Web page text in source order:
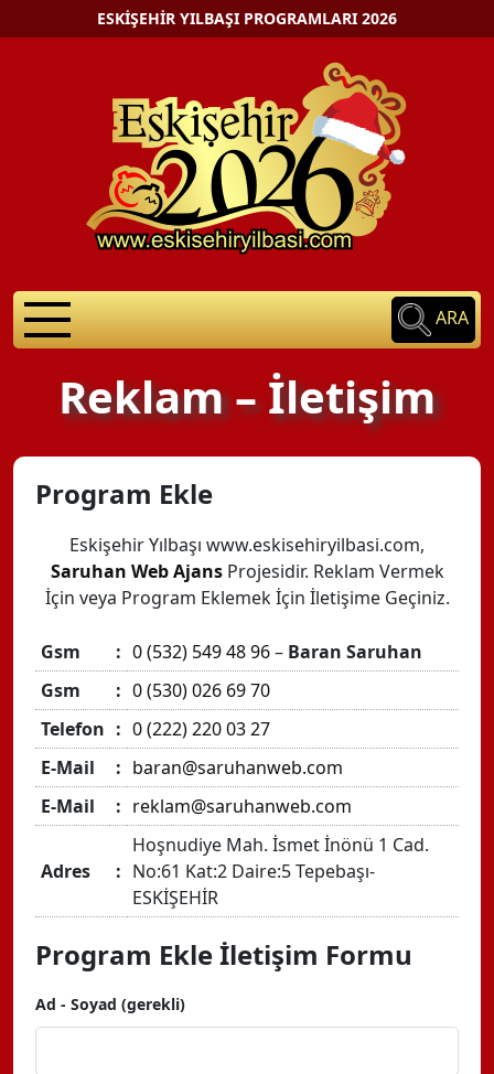
ESKIŞEHIR YILBAŞI PROGRAMLARI 2026
ARA
Reklam – İletişim
Program Ekle
Eskişehir Yılbaşı www.eskisehiryilbasi.com,
Saruhan Web AjansProjesidir. Reklam Vermek
İçin veya Program Eklemek İçin İletişime Geçiniz.
Gsm : 0 (532) 549 48 96– Baran Saruhan
Gsm
: 0 (530) 026 69 70
Telefon : 0 (222) 220 03 27
E-Mail
: baran@saruhanweb.com
E-Mail
: reklam@saruhanweb.com
Adres :
Hoşnudiye Mah. İsmet İnönü 1 Cad.
No:61 Kat:2 Daire:5 Tepebaşı-
ESKİŞEHİR
Program Ekle İletişim Formu
Ad - Soyad (gerekli)